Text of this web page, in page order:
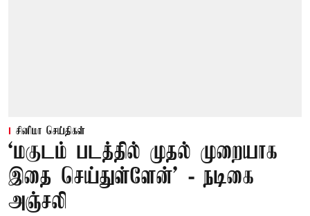
சினிமா செய்திகள்
‘மகுடம் படத்தில் முதல் முறையாக
இதை செய்துள்ளேன்’ - நடிகை
அஞ்சலி